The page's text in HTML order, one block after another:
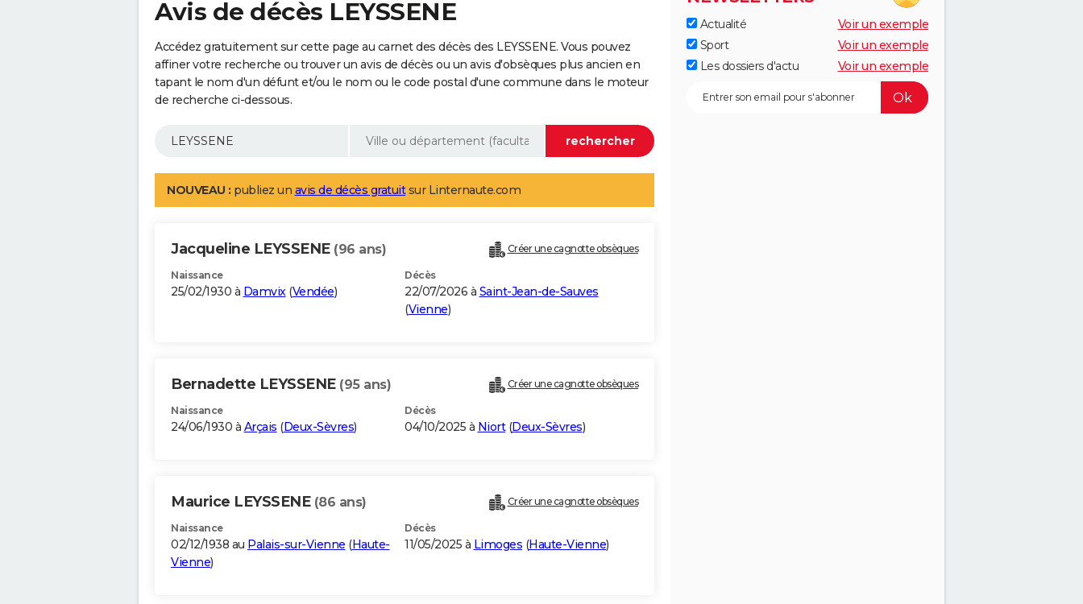
Avis de décès LEYSSENE
Accédez gratuitement sur cette page au carnet des décès des LEYSSENE. Vous pouvez
affiner votre recherche ou trouver un avis de décès ou un avis d'obsèques plus ancien en
tapant le nom d'un défunt et/ou le nom ou le code postal d'une commune dans le moteur
de recherche ci-dessous.
NOUVEAU : publiez un avis de décès gratuitsur Linternaute.com
Jacqueline LEYSSENE (96 ans) Créer une cagnotte obsèques
Naissance
25/02/1930 à Damvix(Vendée)
Décès
22/07/2026 à Saint-Jean-de-Sauves
(Vienne)
Bernadette LEYSSENE (95 ans) Créer une cagnotte obsèques
Naissance
24/06/1930 à Arçais (Deux-Sèvres)
Décès
04/10/2025 à Niort(Deux-Sèvres)
Maurice LEYSSENE (86 ans) Créer une cagnotte obsèques
Naissance
02/12/1938 au Palais-sur-Vienne (Haute-
Vienne)
Décès
11/05/2025 à Limoges (Haute-Vienne)
Actualité
Voir un exemple
Sport
Voir un exemple
Les dossiers d'actu
Voir un exemple